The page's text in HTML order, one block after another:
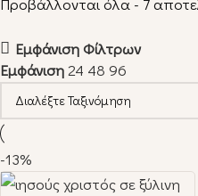
Προβάλλονται όλα - 7
Εμφάνιση Φίλτρων
Εμφάνιση24 48 96
-13%